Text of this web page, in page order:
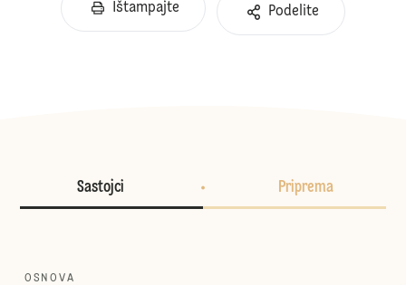
Ištampajte Podelite
Sastojci Priprema
OSNOVA